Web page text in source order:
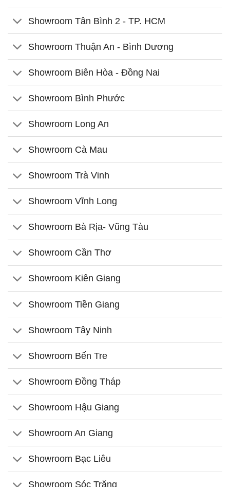
Showroom Tân Bình 2 - TP. HCM
Showroom Thuận An - Bình Dương
Showroom Biên Hòa - Đồng Nai
Showroom Bình Phước
Showroom Long An
Showroom Cà Mau
Showroom Trà Vinh
Showroom Vĩnh Long
Showroom Bà Rịa- Vũng Tàu
Showroom Cần Thơ
Showroom Kiên Giang
Showroom Tiền Giang
Showroom Tây Ninh
Showroom Bến Tre
Showroom Đồng Tháp
Showroom Hậu Giang
Showroom An Giang
Showroom Bạc Liêu
Showroom Sóc Trăng